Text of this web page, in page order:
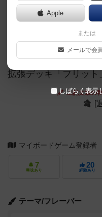
「俺たちとドラゴ
は選ばれたのだ、
名匠クニツィア博士
た２人用の対戦型カ
拡張デッキ「フリット
上記文章の
[
マイボードゲーム登録者
7
興味あり
20
経験あり
テーマ/フレーバー
Apple
または
メールで会
しばらく表示